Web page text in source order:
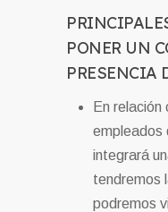
PONER UN
PRESENCIA
En relación
empleados
integrará
tendremos
podremos